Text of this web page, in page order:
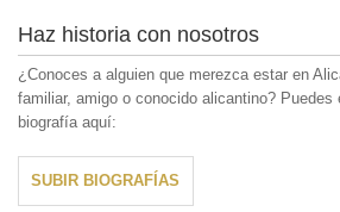
Haz historia con nosotros
¿Conoces a alguien que merezca estar en
familiar, amigo o conocido alicantino?
biografía aquí:
SUBIR BIOGRAFÍAS